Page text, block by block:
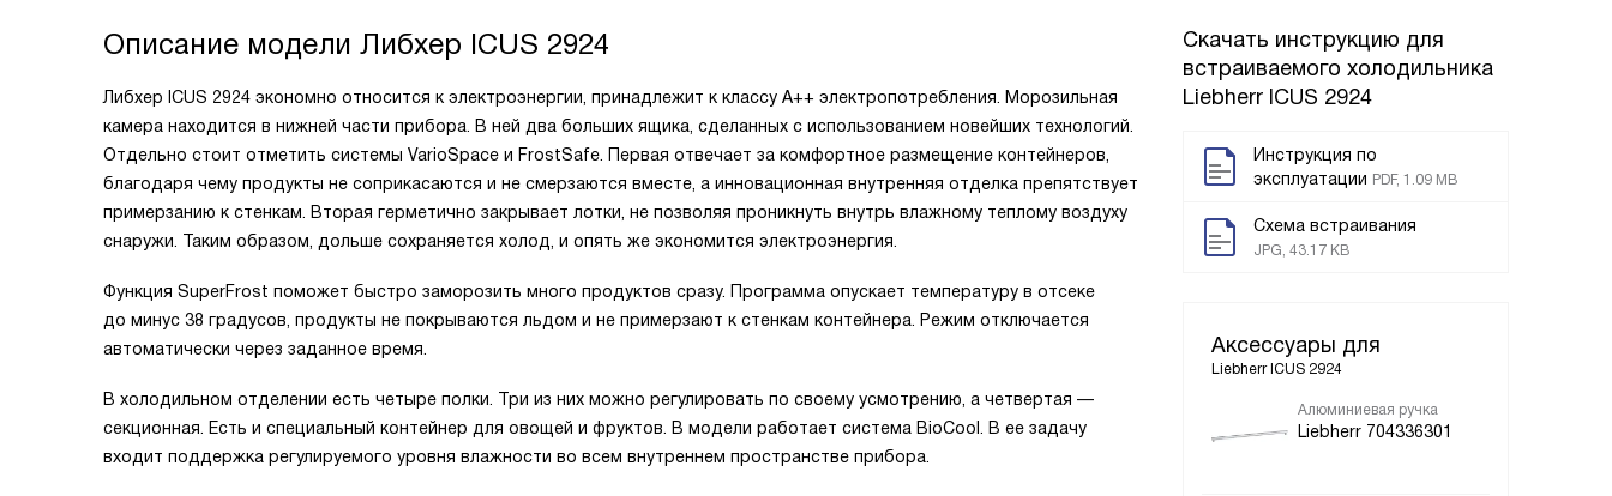
Скачать инструкцию для
встраиваемого холодильника
Liebherr ICUS 2924
Инструкция по
эксплуатации PDF, 1.09 MB
Схема встраивания
JPG, 43.17 KB
Аксессуары для
Liebherr ICUS 2924
Алюминиевая ручка
Liebherr 704336301
Описание модели Либхер ICUS 2924
Либхер ICUS 2924 экономно относится к электроэнергии, принадлежит к классу А++ электропотребления. Морозильная
камера находится в нижней части прибора. В ней два больших ящика, сделанных с использованием новейших технологий.
Отдельно стоит отметить системы VarioSpace и FrostSafe. Первая отвечает за комфортное размещение контейнеров,
благодаря чему продукты не соприкасаются и не смерзаются вместе, а инновационная внутренняя отделка препятствует
примерзанию к стенкам. Вторая герметично закрывает лотки, не позволяя проникнуть внутрь влажному теплому воздуху
снаружи. Таким образом, дольше сохраняется холод, и опять же экономится электроэнергия.
Функция SuperFrost поможет быстро заморозить много продуктов сразу. Программа опускает температуру в отсеке
до минус 38 градусов, продукты не покрываются льдом и не примерзают к стенкам контейнера. Режим отключается
автоматически через заданное время.
В холодильном отделении есть четыре полки. Три из них можно регулировать по своему усмотрению, а четвертая —
секционная. Есть и специальный контейнер для овощей и фруктов. В модели работает система BioCool. В ее задачу
входит поддержка регулируемого уровня влажности во всем внутреннем пространстве прибора.